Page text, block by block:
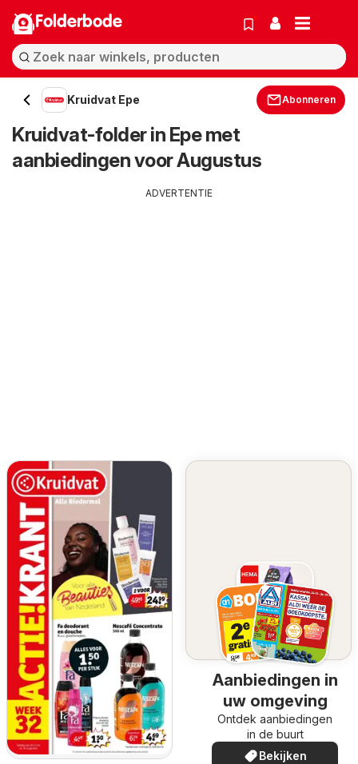
Folderbode
Kruidvat Epe Abonneren
Kruidvat-folder in Epe met
aanbiedingen voor Augustus
ADVERTENTIE
Aanbiedingen in
uw omgeving
Ontdek aanbiedingen
in de buurt
Bekijken